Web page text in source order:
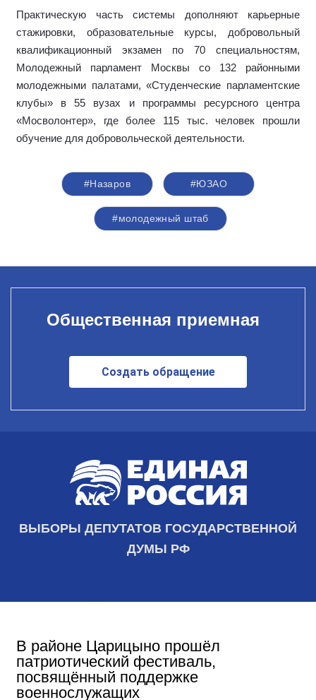
Практическую часть системы дополняют карьерные
стажировки, образовательные курсы, добровольный
квалификационный экзамен по 70 специальностям,
Молодежный парламент Москвы со 132 районными
молодежными палатами, «Студенческие парламентские
клубы» в 55 вузах и программы ресурсного центра
«Мосволонтер», где более 115 тыс. человек прошли
обучение для добровольческой деятельности.
#Назаров #ЮЗАО
#молодежный штаб
Общественная приемная
Создать обращение
ВЫБОРЫ ДЕПУТАТОВ ГОСУДАРСТВЕННОЙ
ДУМЫ РФ
В районе Царицыно прошёл
патриотический фестиваль,
посвящённый поддержке
военнослужащих